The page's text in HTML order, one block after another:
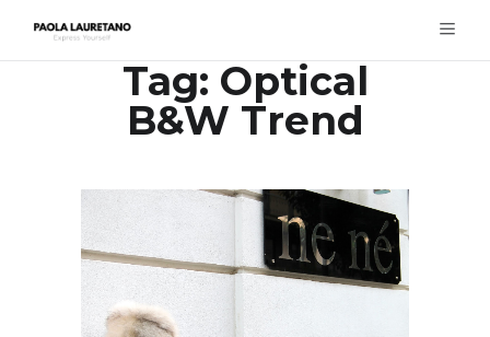
Tag: Optical
B&W Trend